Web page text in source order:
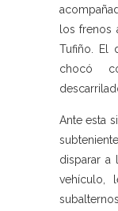
los frenos
Tufiño. El
chocó
Ante esta
disparar a
vehículo,